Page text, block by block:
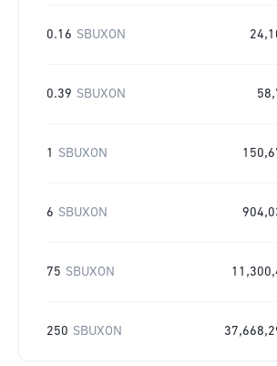
0.16 SBUXON
0.39 SBUXON
1 SBUXON
6 SBUXON
75 SBUXON
250 SBUXON